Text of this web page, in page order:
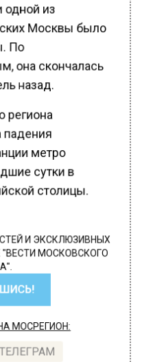
из
Москвы было
По
она скончалась
назад.
региона
падения
метро
сутки в
столицы.
И ЭКСКЛЮЗИВНЫХ
МОСКОВСКОГО
МОСРЕГИОН:
ТЕЛЕГРАМ